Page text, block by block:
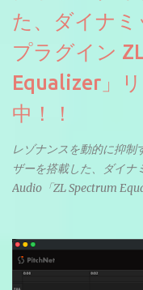
た、ダイナ
プラグイン
Equalizer」
中！！
レゾナンスを動的に抑制
ザーを搭載した、ダイナ
Audio「ZL Spectrum